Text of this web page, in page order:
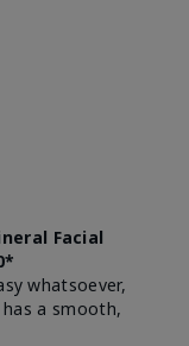
Facial
whatsoever,
a smooth,